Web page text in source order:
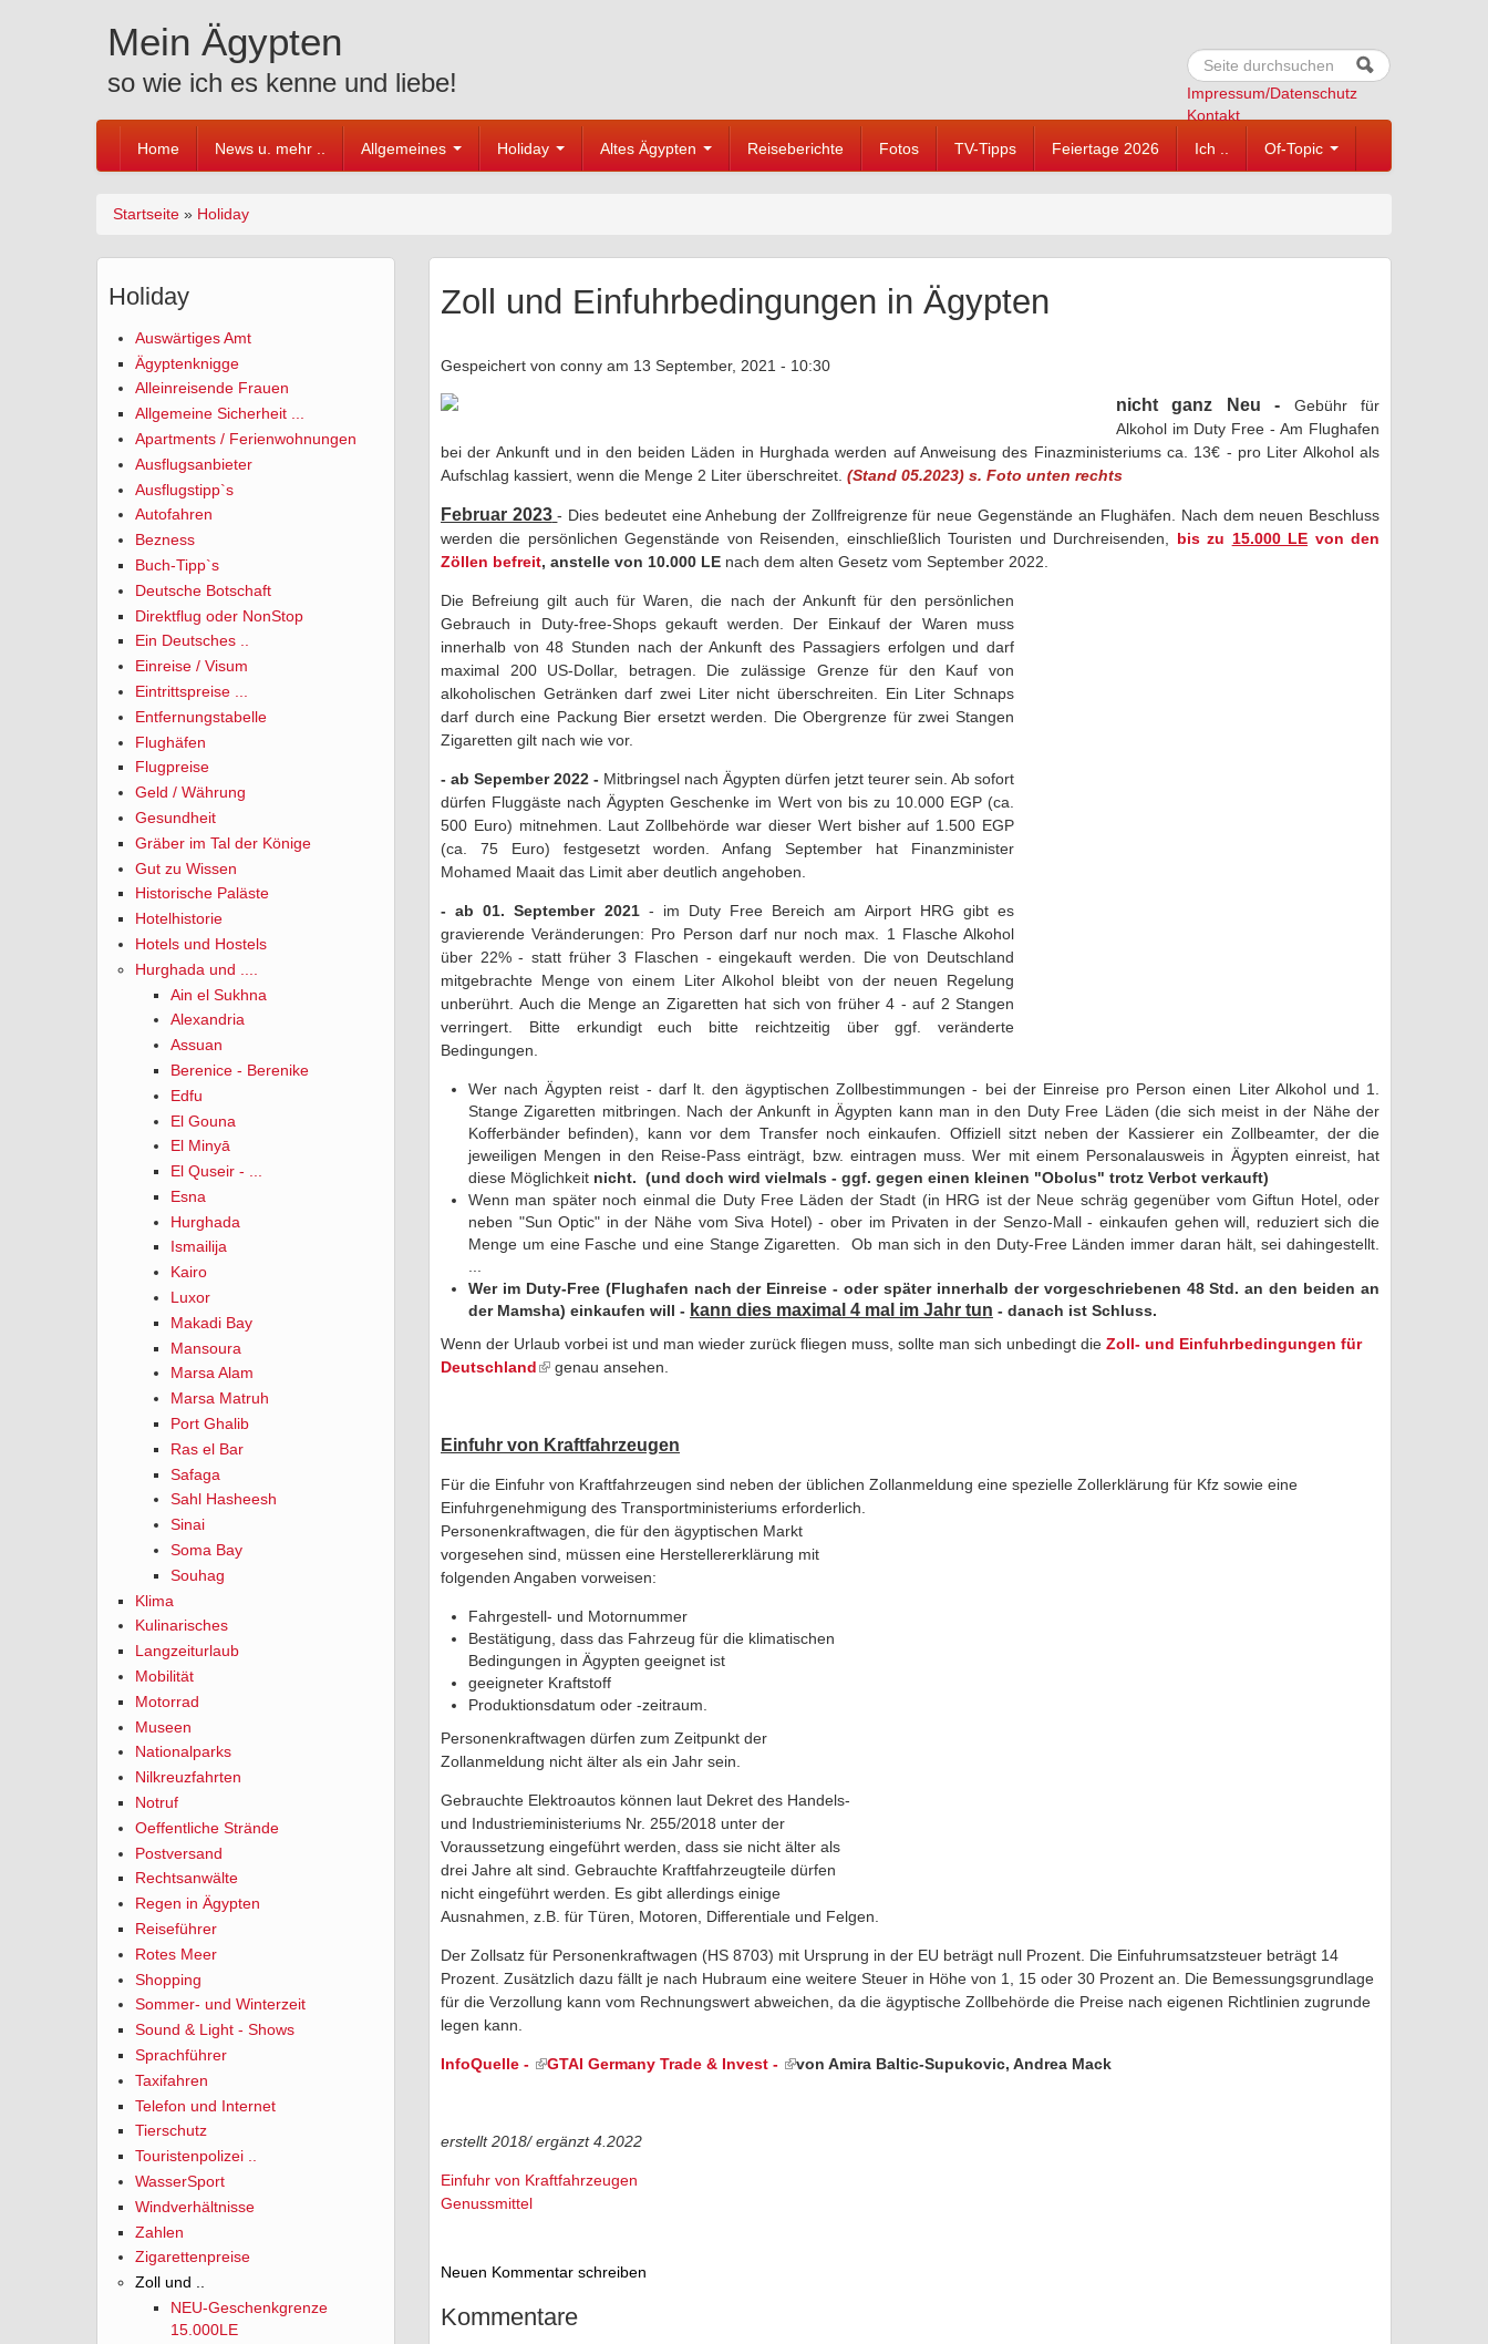
Mein Ägypten
so wie ich es kenne und liebe! Suchformular
Suche
Impressum/Datenschutz
Kontakt
Home
News u. mehr .. Allgemeines Holiday Altes Ägypten Reiseberichte Fotos TV-Tipps Feiertage 2026 Ich .. Of-Topic
Sie sind hier
Startseite » Holiday
Holiday
Auswärtiges Amt
Ägyptenknigge
Alleinreisende Frauen
Allgemeine Sicherheit ...
Apartments / Ferienwohnungen
Ausflugsanbieter
Ausflugstipp`s
Autofahren
Bezness
Buch-Tipp`s
Deutsche Botschaft
Direktflug oder NonStop
Ein Deutsches ..
Einreise / Visum
Eintrittspreise ...
Entfernungstabelle
Flughäfen
Flugpreise
Geld / Währung
Gesundheit
Gräber im Tal der Könige
Gut zu Wissen
Historische Paläste
Hotelhistorie
Hotels und Hostels
Hurghada und ....
Ain el Sukhna
Alexandria
Assuan
Berenice - Berenike
Edfu
El Gouna
El Minyā
El Quseir - ...
Esna
Hurghada
Ismailija
Kairo
Luxor
Makadi Bay
Mansoura
Marsa Alam
Marsa Matruh
Port Ghalib
Ras el Bar
Safaga
Sahl Hasheesh
Sinai
Soma Bay
Souhag
Klima
Kulinarisches
Langzeiturlaub
Mobilität
Motorrad
Museen
Nationalparks
Nilkreuzfahrten
Notruf
Oeffentliche Strände
Postversand
Rechtsanwälte
Regen in Ägypten
Reiseführer
Rotes Meer
Shopping
Sommer- und Winterzeit
Sound & Light - Shows
Sprachführer
Taxifahren
Telefon und Internet
Tierschutz
Touristenpolizei ..
WasserSport
Windverhältnisse
Zahlen
Zigarettenpreise
Zoll und ..
NEU-Geschenkgrenze
15.000LE
Zoll und Einfuhrbedingungen in Ägypten
Gespeichert von conny am 13 September, 2021 - 10:30
nicht ganz Neu - Gebühr für
Alkohol im Duty Free -Am Flughafen
bei der Ankunft und in den beiden Läden in Hurghada werden auf Anweisung des Finazministeriums ca. 13€ - pro Liter Alkohol als
Aufschlag kassiert, wenn die Menge 2 Liter überschreitet. (Stand 05.2023) s. Foto unten rechts
Februar 2023 - Dies bedeutet eine Anhebung der Zollfreigrenze für neue Gegenstände an Flughäfen. Nach dem neuen Beschluss
werden die persönlichen Gegenstände von Reisenden, einschließlich Touristen und Durchreisenden, bis zu 15.000 LE von den
Zöllen befreit, anstelle von 10.000 LE nach dem alten Gesetz vom September 2022.
Die Befreiung gilt auch für Waren, die nach der Ankunft für den persönlichen
Gebrauch in Duty-free-Shops gekauft werden. Der Einkauf der Waren muss
innerhalb von 48 Stunden nach der Ankunft des Passagiers erfolgen und darf
maximal 200 US-Dollar, betragen. Die zulässige Grenze für den Kauf von
alkoholischen Getränken darf zwei Liter nicht überschreiten. Ein Liter Schnaps
darf durch eine Packung Bier ersetzt werden. Die Obergrenze für zwei Stangen
Zigaretten gilt nach wie vor.
- ab Sepember 2022 - Mitbringsel nach Ägypten dürfen jetzt teurer sein. Ab sofort
dürfen Fluggäste nach Ägypten Geschenke im Wert von bis zu 10.000 EGP (ca.
500 Euro) mitnehmen. Laut Zollbehörde war dieser Wert bisher auf 1.500 EGP
(ca. 75 Euro) festgesetzt worden. Anfang September hat Finanzminister
Mohamed Maait das Limit aber deutlich angehoben.
- ab 01. September 2021- im Duty Free Bereich am Airport HRG gibt es
gravierende Veränderungen: Pro Person darf nur noch max. 1 Flasche Alkohol
über 22% - statt früher 3 Flaschen - eingekauft werden. Die von Deutschland
mitgebrachte Menge von einem Liter Alkohol bleibt von der neuen Regelung
unberührt. Auch die Menge an Zigaretten hat sich von früher 4 - auf 2 Stangen
verringert. Bitte erkundigt euch bitte reichtzeitig über ggf. veränderte
Bedingungen.
Wer nach Ägypten reist - darf lt. den ägyptischen Zollbestimmungen - bei der Einreise pro Person einen Liter Alkohol und 1.
Stange Zigaretten mitbringen. Nach der Ankunft in Ägypten kann man in den Duty Free Läden (die sich meist in der Nähe der
Kofferbänder befinden), kann vor dem Transfer noch einkaufen. Offiziell sitzt neben der Kassierer ein Zollbeamter, der die
jeweiligen Mengen in den Reise-Pass einträgt, bzw. eintragen muss.Wer mit einem Personalausweis in Ägypten einreist, hat
diese Möglichkeit nicht. (und doch wird vielmals - ggf. gegen einen kleinen "Obolus" trotz Verbot verkauft)
Wenn man später noch einmal die Duty Free Läden der Stadt (in HRG ist der Neue schräg gegenüber vom Giftun Hotel, oder
neben "Sun Optic" in der Nähe vom Siva Hotel) - ober im Privaten in der Senzo-Mall -einkaufen gehen will, reduziert sich die
Menge um eine Fasche und eine Stange Zigaretten. Ob man sich in den Duty-Free Länden immer daran hält, sei dahingestellt.
Wer im Duty-Free (Flughafen nach der Einreise -oder später innerhalb der vorgeschriebenen 48 Std.an den beiden an
der Mamsha) einkaufen will - kann dies maximal 4 mal im Jahr tun - danach ist Schluss.
Wenn der Urlaub vorbei ist und man wieder zurück fliegen muss, sollte man sich unbedingt die Zoll- und Einfuhrbedingungen für
Deutschland(link is external)
genau ansehen.
Einfuhr von Kraftfahrzeugen
Für die Einfuhr von Kraftfahrzeugen sind neben der üblichen Zollanmeldung eine spezielle Zollerklärung für Kfz sowie eine
Einfuhrgenehmigung des Transportministeriums erforderlich.
Personenkraftwagen, die für den ägyptischen Markt
vorgesehen sind, müssen eine Herstellererklärung mit
folgenden Angaben vorweisen:
Fahrgestell- und Motornummer
Bestätigung, dass das Fahrzeug für die klimatischen
Bedingungen in Ägypten geeignet ist
geeigneter Kraftstoff
Produktionsdatum oder -zeitraum.
Personenkraftwagen dürfen zum Zeitpunkt der
Zollanmeldung nicht älter als ein Jahr sein.
Gebrauchte Elektroautos können laut Dekret des Handels-
und Industrieministeriums Nr. 255/2018 unter der
Voraussetzung eingeführt werden, dass sie nicht älter als
drei Jahre alt sind. Gebrauchte Kraftfahrzeugteile dürfen
nicht eingeführt werden. Es gibt allerdings einige
Ausnahmen, z.B. für Türen, Motoren, Differentiale und Felgen.
Der Zollsatz für Personenkraftwagen (HS 8703) mit Ursprung in der EU beträgt null Prozent. Die Einfuhrumsatzsteuer beträgt 14
Prozent. Zusätzlich dazu fällt je nach Hubraum eine weitere Steuer in Höhe von 1, 15 oder 30 Prozent an. Die Bemessungsgrundlage
für die Verzollung kann vom Rechnungswert abweichen, da die ägyptische Zollbehörde die Preise nach eigenen Richtlinien zugrunde
legen kann.
InfoQuelle - (link is external)
GTAI Germany Trade & Invest - (link is external)
von Amira Baltic-Supukovic, Andrea Mack
erstellt 2018/ ergänzt 4.2022
Einfuhr von Kraftfahrzeugen
Genussmittel
Neuen Kommentar schreiben
Kommentare